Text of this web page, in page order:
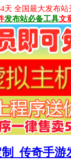
天 全国最大发布
发布站必备工具文